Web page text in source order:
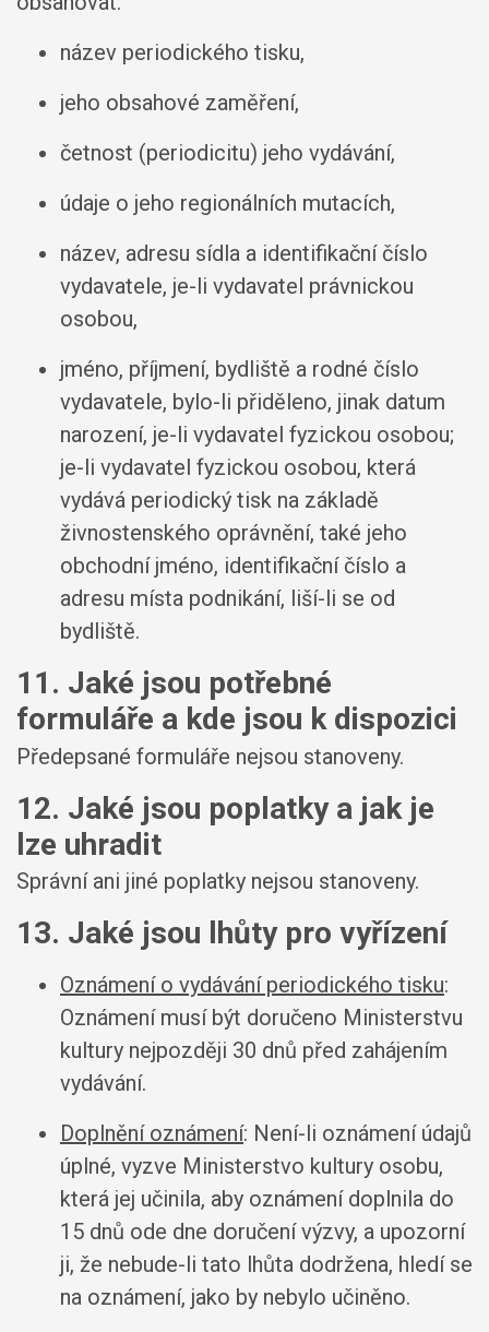
název periodického tisku,
jeho obsahové zaměření,
četnost (periodicitu) jeho vydávání,
údaje o jeho regionálních mutacích,
název, adresu sídla a identifikační číslo
vydavatele, je-li vydavatel právnickou
osobou,
jméno, příjmení, bydliště a rodné číslo
vydavatele, bylo-li přiděleno, jinak datum
narození, je-li vydavatel fyzickou osobou;
je-li vydavatel fyzickou osobou, která
vydává periodický tisk na základě
živnostenského oprávnění, také jeho
obchodní jméno, identifikační číslo a
adresu místa podnikání, liší-li se od
bydliště.
11. Jaké jsou potřebné
formuláře a kde jsou k dispozici
Předepsané formuláře nejsou stanoveny.
12. Jaké jsou poplatky a jak je
lze uhradit
Správní ani jiné poplatky nejsou stanoveny.
13. Jaké jsou lhůty pro vyřízení
Oznámení o vydávání periodického tisku:
Oznámení musí být doručeno Ministerstvu
kultury nejpozději 30 dnů před zahájením
vydávání.
Doplnění oznámení: Není-li oznámení údajů
úplné, vyzve Ministerstvo kultury osobu,
která jej učinila, aby oznámení doplnila do
15 dnů ode dne doručení výzvy, a upozorní
ji, že nebude-li tato lhůta dodržena, hledí se
na oznámení, jako by nebylo učiněno.